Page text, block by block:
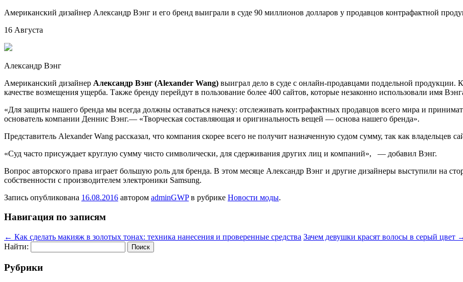
Американский дизайнер Александр Вэнг и его бренд выиграли в суде 90 миллионов долларов у продавцов контрафактной
16 Августа
Александр Вэнг
Американский дизайнер Александр Вэнг (Alexander Wang) выиграл дело в суде с онлайн-продавцами поддельной продукции.
качестве возмещения ущерба. Также бренду перейдут в пользование более 400 сайтов, которые незаконно использовали имя
«Для защиты нашего бренда мы всегда должны оставаться начеку: отслеживать контрафактных продавцов всего мира и
основатель компании Деннис Вэнг.— «Творческая составляющая и оригинальность вещей — основа нашего бренда».
Представитель Alexander Wang рассказал, что компания скорее всего не получит назначенную судом сумму, так как владельцев
«Суд часто присуждает круглую сумму чисто символически, для сдерживания других лиц и компаний», — добавил Вэнг.
Вопрос авторского права играет большую роль для бренда. В этом месяце Александр Вэнг и другие дизайнеры выступили на
собственности с производителем электроники Samsung.
Запись опубликована 16.08.2016 автором adminGWPв рубрике Новости моды.
Навигация по записям
← Как сделать макияж в золотых тонах: техника нанесения и проверенные средства Зачем девушки красят волосы в серый цвет
Найти:
Рубрики